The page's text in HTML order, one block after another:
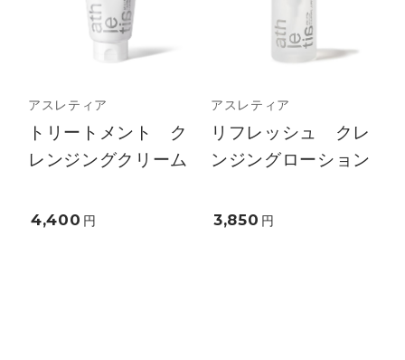
アスレティア
トリートメント ク
レンジングクリーム
4,400 円
アスレティア
リフレッシュ クレ
ンジングローション
3,850 円